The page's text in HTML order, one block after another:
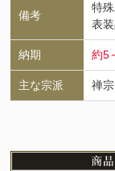
備考
特
表
納期 約5
主な宗派 禅